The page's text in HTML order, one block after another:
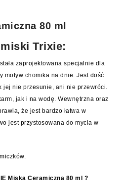
80 ml
Trixie:
zaprojektowana specjalnie dla
motyw chomika na dnie. Jest dość
jej nie przesunie, ani nie przewróci.
jak i na wodę. Wewnętrzna oraz
że jest bardzo łatwa w
jest przystosowana do mycia w
Miska Ceramiczna 80 ml ?